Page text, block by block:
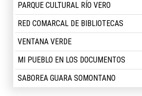
PARQUE CULTURAL RÍO VERO
RED COMARCAL DE BIBLIOTECAS
VENTANA VERDE
MI PUEBLO EN LOS DOCUMENTOS
SABOREA GUARA SOMONTANO